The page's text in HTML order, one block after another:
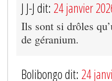
J J-J dit: 24 janvier
Ils sont si drôles
de géranium.
Bolibongo dit: 24